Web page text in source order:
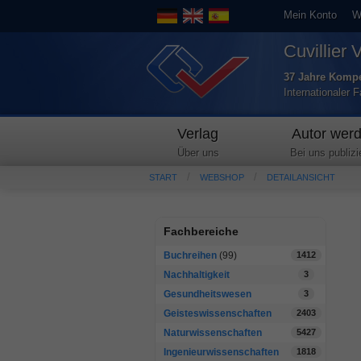
Mein Konto
Cuvillier
37 Jahre
Internationaler
Verlag
Über uns
Autor
Bei uns
START WEBSHOP DETAILANSICHT
Fachbereiche
Buchreihen (99) 1412
Nachhaltigkeit 3
Gesundheitswesen 3
Geisteswissenschaften 2403
Naturwissenschaften 5427
Ingenieurwissenschaften 1818